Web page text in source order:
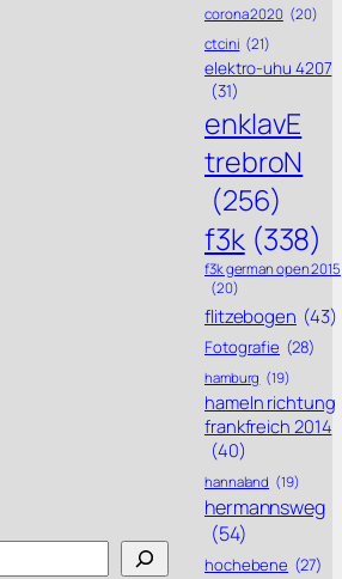
corona 2020 (20)
ctcini (21)
elektro-uhu 4207
(31)
enklavE
trebroN
(256)
f3k (338)
f3k german open 2015
(20)
flitzebogen (43)
Fotografie (28)
hamburg (19)
hameln richtung
frankfreich 2014
(40)
hannaland (19)
hermannsweg
(54)
hochebene (27)